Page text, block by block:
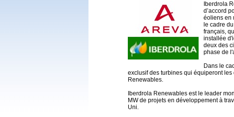
Iberdrola
d’accord
éoliens en
le cadre
français,
installée
deux des
phase de
Dans le
exclusif des turbines qui équiperont
Renewables.
Iberdrola Renewables est le leader
MW de projets en développement à
Uni.